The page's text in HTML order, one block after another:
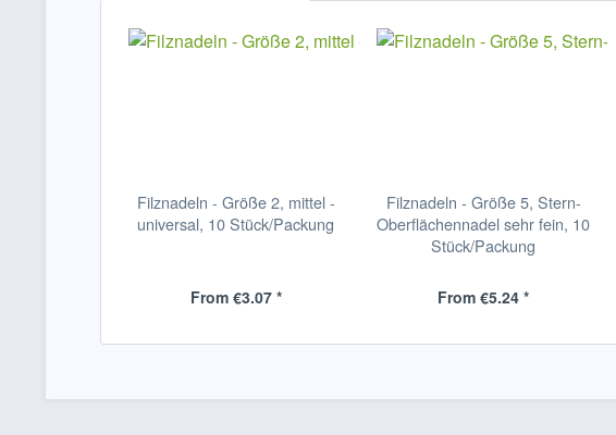
Filznadeln - Größe 2, mittel -
universal, 10 Stück/Packung
From €3.07 *
Filznadeln - Größe 5, Stern-
Oberflächennadel sehr fein, 10
Stück/Packung
From €5.24 *